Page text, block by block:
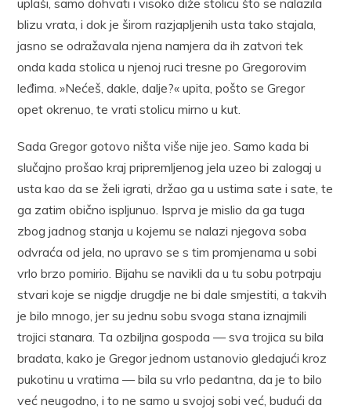
blizu vrata, i dok je širom razjapljenih usta tako stajala,
jasno se odražavala njena namjera da ih zatvori tek
onda kada stolica u njenoj ruci tresne po Gregorovim
leđima. »Nećeš, dakle, dalje?« upita, pošto se Gregor
opet okrenuo, te vrati stolicu mirno u kut.
Sada Gregor gotovo ništa više nije jeo. Samo kada bi
slučajno prošao kraj pripremljenog jela uzeo bi zalogaj u
usta kao da se želi igrati, držao ga u ustima sate i sate, te
ga zatim obično ispljunuo. Isprva je mislio da ga tuga
zbog jadnog stanja u kojemu se nalazi njegova soba
odvraća od jela, no upravo se s tim promjenama u sobi
vrlo brzo pomirio. Bijahu se navikli da u tu sobu potrpaju
stvari koje se nigdje drugdje ne bi dale smjestiti, a takvih
je bilo mnogo, jer su jednu sobu svoga stana iznajmili
trojici stanara. Ta ozbiljna gospoda — sva trojica su bila
bradata, kako je Gregor jednom ustanovio gledajući kroz
pukotinu u vratima — bila su vrlo pedantna, da je to bilo
već neugodno, i to ne samo u svojoj sobi već, budući da